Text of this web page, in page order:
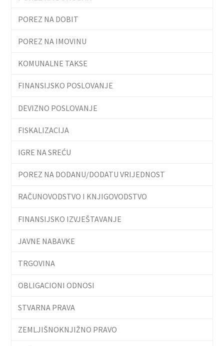
POREZ NA DOBIT
POREZ NA IMOVINU
KOMUNALNE TAKSE
FINANSIJSKO POSLOVANJE
DEVIZNO POSLOVANJE
FISKALIZACIJA
IGRE NA SREĆU
POREZ NA DODANU/DODATU VRIJEDNOST
RAČUNOVODSTVO I KNJIGOVODSTVO
FINANSIJSKO IZVJEŠTAVANJE
JAVNE NABAVKE
TRGOVINA
OBLIGACIONI ODNOSI
STVARNA PRAVA
ZEMLJIŠNOKNJIŽNO PRAVO